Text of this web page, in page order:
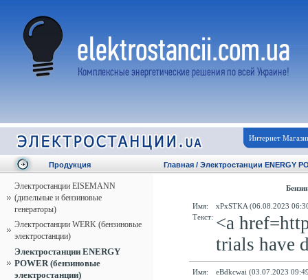
Интернет
Продукция
Электростанции EISEMANN
(дизельные и бензиновые
генераторы)
Электростанции WERK (бензиновые
электростанции)
Электростанции ENERGY
POWER (бензиновые
электростанции)
Главная / Электростанции ENERGY
Имя:
xPxSTKA (06.08.2023
Текст: <a
trials have
Имя:
eBdkcwai (03.07.2023